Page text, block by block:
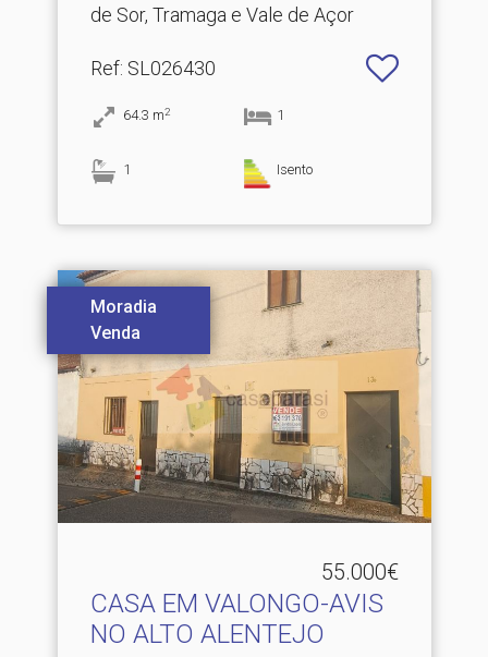
de Sor, Tramaga e Vale de Açor
Ref: SL026430
64.3 m2 1
1 Isento
Moradia
Venda
55.000€
CASA EM VALONGO-AVIS
NO ALTO ALENTEJO